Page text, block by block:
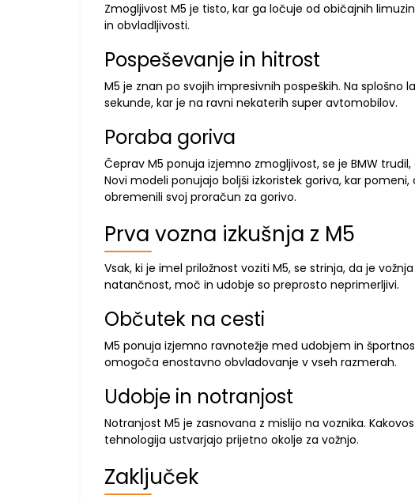
Zmogljivost M5 je tisto, kar ga ločuje od običajnih
in obvladljivosti.
Pospeševanje in hitrost
M5 je znan po svojih impresivnih pospeških. Na splošno
sekunde, kar je na ravni nekaterih super avtomobilov.
Poraba goriva
Čeprav M5 ponuja izjemno zmogljivost, se je BMW
Novi modeli ponujajo boljši izkoristek goriva, kar
obremenili svoj proračun za gorivo.
Prva vozna izkušnja z M5
Vsak, ki je imel priložnost voziti M5, se strinja, da je
natančnost, moč in udobje so preprosto neprimerljivi.
Občutek na cesti
M5 ponuja izjemno ravnotežje med udobjem in
omogoča enostavno obvladovanje v vseh razmerah.
Udobje in notranjost
Notranjost M5 je zasnovana z mislijo na voznika.
tehnologija ustvarjajo prijetno okolje za vožnjo.
Zaključek